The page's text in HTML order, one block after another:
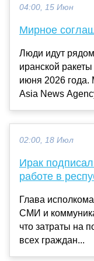
04:00, 15 Июн
Мирное
Люди идут
иранской
июня 2026 года.
Asia News
02:00, 18 Июл
Ирак
работе в
Глава
СМИ и
что затраты на
всех граждан...